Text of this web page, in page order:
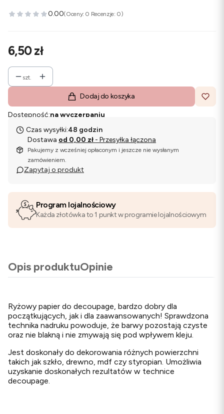
0.00(Oceny: 0 Recenzje: 0)
Cena
6,50 zł
szt.
Dodaj do koszyka
Dostępność:na wyczerpaniu
Czas wysyłki:48 godzin
Dostawa od 0,00 zł - Przesyłka łączona
Pakujemy z wcześniej opłaconym i jeszcze nie wysłanym
zamówieniem.
Zapytaj o produkt
Program lojalnościowy
Każda złotówka to 1 punkt w programie lojalnościowym
Opis produktuOpinie
Ryżowy papier do decoupage, bardzo dobry dla
początkujących, jak i dla zaawansowanych! Sprawdzona
technika nadruku powoduje, że barwy pozostają czyste
oraz nie blakną i nie zmywają się pod wpływem kleju.
Jest doskonały do dekorowania różnych powierzchni
takich jak szkło, drewno, mdf czy styropian. Umożliwia
uzyskanie doskonałych rezultatów w technice
decoupage.